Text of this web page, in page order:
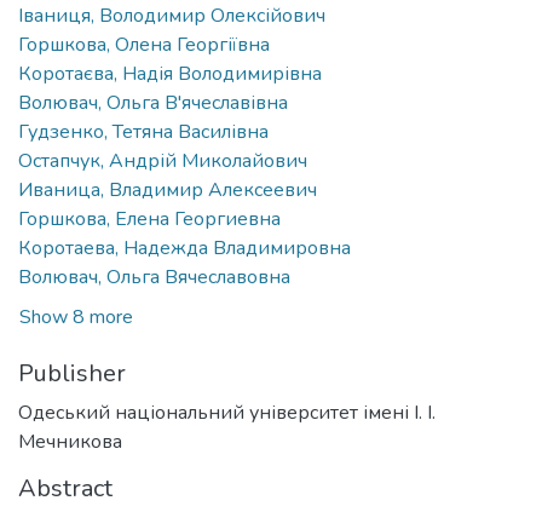
Іваниця, Володимир Олексійович
Горшкова, Олена Георгіївна
Коротаєва, Надія Володимирівна
Волювач, Ольга В'ячеславівна
Гудзенко, Тетяна Василівна
Остапчук, Андрій Миколайович
Иваница, Владимир Алексеевич
Горшкова, Елена Георгиевна
Коротаева, Надежда Владимировна
Волювач, Ольга Вячеславовна
Show 8 more
Publisher
Одеський національний університет імені І. І.
Мечникова
Abstract